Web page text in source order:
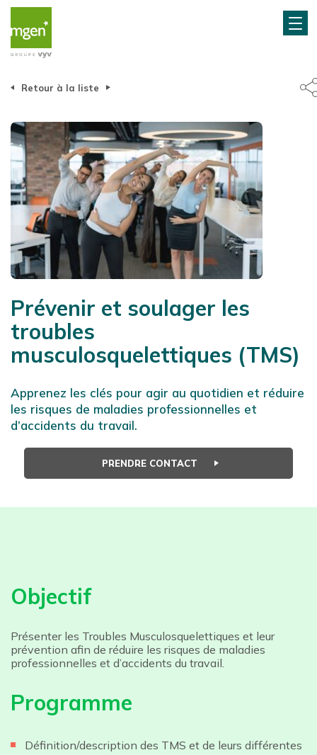
Retour à la liste
Prévenir et soulager les
troubles
musculosquelettiques (TMS)
Apprenez les clés pour agir au quotidien et réduire
les risques de maladies professionnelles et
d’accidents du travail.
PRENDRE CONTACT
Objectif
Présenter les Troubles Musculosquelettiques et leur
prévention afin de réduire les risques de maladies
professionnelles et d’accidents du travail.
Programme
Définition/description des TMS et de leurs différentes